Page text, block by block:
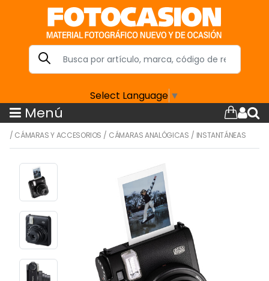
Select Language ▼
Menú
/ CÁMARAS Y ACCESORIOS / CÁMARAS ANALÓGICAS / INSTANTÁNEAS